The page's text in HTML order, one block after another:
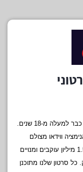
חברת שרוטונים חיים ונושמים יצירתיות דיגיטלית כבר למעלה מ-18 שנים.
1,200 סרטונים באנימציה ווידאו מצולם
וביססנו קהילה דיגיטלית תוססת של למעלה מ-1.5 מיליון עוקבים ומנויים
כל סרטון שלנו מתוכנן